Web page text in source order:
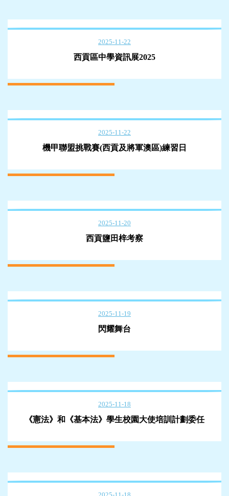
2025-11-22
西貢區中學資訊展2025
2025-11-22
機甲聯盟挑戰賽(西貢及將軍澳區)練習日
2025-11-20
西貢鹽田梓考察
2025-11-19
閃耀舞台
2025-11-18
《憲法》和《基本法》學生校園大使培訓計劃委任